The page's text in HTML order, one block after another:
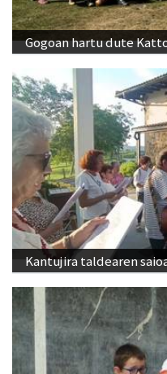
Gogoan hartu dute
Kantujira taldearen